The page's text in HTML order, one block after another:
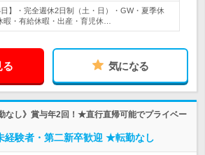
日】・完全週休2日制（土・日）・GW・夏季休
暇・有給休暇・出産・育児休…
る 気になる
なし》賞与年2回！★直行直帰可能でプライベー
経験者・第二新卒歓迎 ★転勤なし